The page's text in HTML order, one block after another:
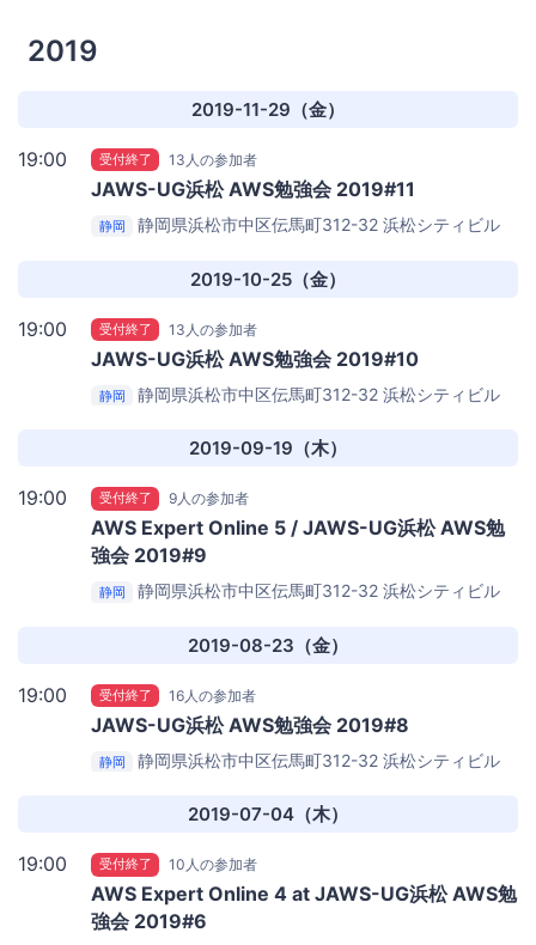
2019
2019-11-29（金）
19:00 受付終了 13人の参加者
JAWS-UG浜松 AWS勉強会 2019#11
静岡
静岡県浜松市中区伝馬町312-32 浜松シティビル
2019-10-25（金）
19:00 受付終了 13人の参加者
JAWS-UG浜松 AWS勉強会 2019#10
静岡
静岡県浜松市中区伝馬町312-32 浜松シティビル
2019-09-19（木）
19:00 受付終了 9人の参加者
AWS Expert Online 5 / JAWS-UG浜松 AWS勉
強会 2019#9
静岡
静岡県浜松市中区伝馬町312-32 浜松シティビル
2019-08-23（金）
19:00 受付終了 16人の参加者
JAWS-UG浜松 AWS勉強会 2019#8
静岡
静岡県浜松市中区伝馬町312-32 浜松シティビル
2019-07-04（木）
19:00 受付終了 10人の参加者
AWS Expert Online 4 at JAWS-UG浜松 AWS勉
強会 2019#6